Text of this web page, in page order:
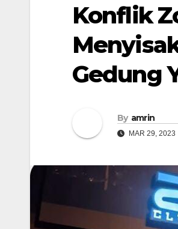
Konflik
Gedung
By amrin
MAR 29, 2023